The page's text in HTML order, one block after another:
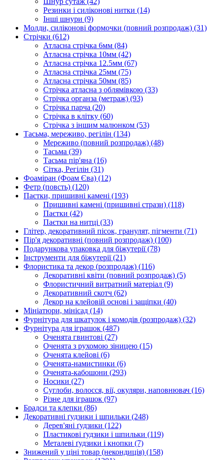
Резинки і силіконові нитки (14)
Інші шнури (9)
Молди, силіконові формочки (повний розпродаж) (31)
Стрічки (612)
Атласна стрічка 6мм (84)
Атласна стрічка 10мм (42)
Атласна стрічка 12.5мм (67)
Атласна стрічка 25мм (75)
Атласна стрічка 50мм (85)
Стрічка атласна з облямівкою (33)
Стрічка органза (метраж) (93)
Стрічка парча (20)
Стрічка в клітку (60)
Стрічка з іншим малюнком (53)
Тасьма, мереживо, регілін (134)
Мереживо (повний розпродаж) (48)
Тасьма (39)
Тасьма пір'яна (16)
Сітка, Регілін (31)
Фоаміран (Фоам Єва) (12)
Фетр (повсть) (120)
Паєтки, пришивні камені (193)
Пришивні камені (пришивні стрази) (118)
Паєтки (42)
Паєтки на нитці (33)
Глітер, декоративний пісок, гранулят, пігменти (71)
Пір'я декоративні (повний розпродаж) (100)
Подарункова упаковка для біжутерії(78)
Інструменти для біжутерії(21)
Флористика та декор (розпродаж) (116)
Декоративні квіти (повний розпродаж) (5)
Флористичний витратний матеріал (9)
Декоративний скотч (62)
Декор на клейовій основі і защіпки (40)
Мініатюри, мінісад (14)
Фурнітура для шкатулок і комодів (розпродаж) (32)
Фурнітура для іграшок (487)
Оченята гвинтові (27)
Оченята з рухомою зіницею (15)
Оченята клейові (6)
Оченята-намистинки (6)
Оченята-кабошони (293)
Носики (27)
Суглоби, волосся, вії, окуляри, наповнювач (16)
Різне для іграшок (97)
Брадси та клепки (86)
Декоративні ґудзики і шпильки (248)
Дерев'яні ґудзики (122)
Пластикові ґудзики і шпильки (119)
Металеві ґудзики і кнопки (7)
Знижений у ціні товар (некондиція) (158)